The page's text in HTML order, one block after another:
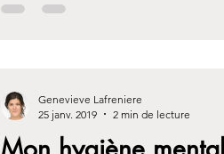
Genevieve Lafreniere
25 janv. 2019
2 min de lecture